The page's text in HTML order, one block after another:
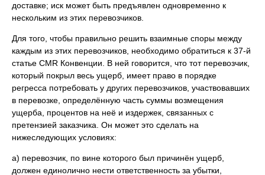
доставке; иск может быть предъявлен одновременно к
нескольким из этих перевозчиков.
Для того, чтобы правильно решить взаимные споры между
каждым из этих перевозчиков, необходимо обратиться к 37-й
статье CMR Конвенции. В ней говорится, что тот перевозчик,
который покрыл весь ущерб, имеет право в порядке
регресса потребовать у других перевозчиков, участвовавших
в перевозке, определённую часть суммы возмещения
ущерба, процентов на неё и издержек, связанных с
претензией заказчика. Он может это сделать на
нижеследующих условиях:
а) перевозчик, по вине которого был причинён ущерб,
должен единолично нести ответственность за убытки,